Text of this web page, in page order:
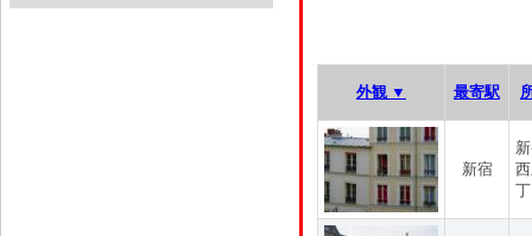
外観 ▼ 最寄駅
新宿